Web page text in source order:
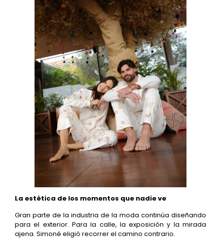
La estética de los momentos que nadie ve
Gran parte de la industria de la moda continúa diseñando
para el exterior. Para la calle, la exposición y la mirada
ajena. Simoné eligió recorrer el camino contrario.